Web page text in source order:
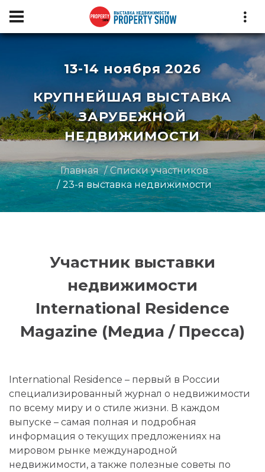
13-14 ноября 2026
КРУПНЕЙШАЯ ВЫСТАВКА
ЗАРУБЕЖНОЙ
НЕДВИЖИМОСТИ
Главная
Списки участников
23-я выставка недвижимости
Участник выставки
недвижимости
International Residence
Magazine (Медиа / Пресса)
International Residence – первый в России
специализированный журнал о недвижимости
по всему миру и о стиле жизни. В каждом
выпуске – самая полная и подробная
информация о текущих предложениях на
мировом рынке международной
недвижимости, а также полезные советы по